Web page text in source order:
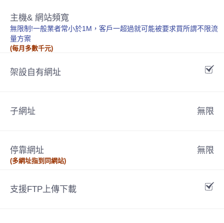
主機& 網站頻寬
無限制!一般業者常小於1M，客戶一超過就可能被要求買所謂不限流
量方案
(每月多數千元)
架設自有網址
子網址 無限
停靠網址
(多網址指到同網站)
無限
支援FTP上傳下載